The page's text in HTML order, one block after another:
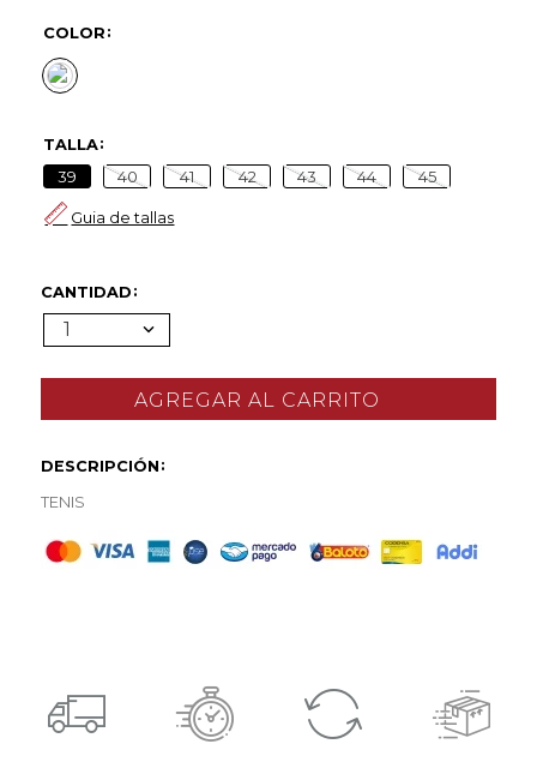
COLOR
TALLA
39 40 41 42 43 44 45
Guia de tallas
CANTIDAD
1
DESCRIPCIÓN
TENIS